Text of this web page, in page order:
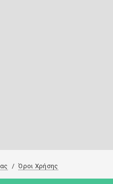
Όροι Χρήσης
Knowledge A.E.